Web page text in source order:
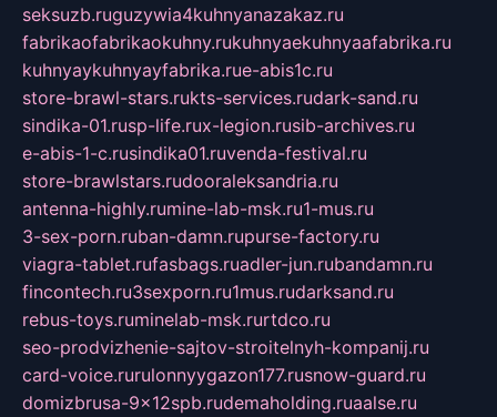
seksuzb.ruguzywia4kuhnyanazakaz.ru
fabrikaofabrikaokuhny.rukuhnyaekuhnyaafabrika.ru
kuhnyaykuhnyayfabrika.rue-abis1c.ru
store-brawl-stars.rukts-services.rudark-sand.ru
sindika-01.rusp-life.rux-legion.rusib-archives.ru
e-abis-1-c.rusindika01.ruvenda-festival.ru
store-brawlstars.rudooraleksandria.ru
antenna-highly.rumine-lab-msk.ru1-mus.ru
3-sex-porn.ruban-damn.rupurse-factory.ru
viagra-tablet.rufasbags.ruadler-jun.rubandamn.ru
fincontech.ru3sexporn.ru1mus.rudarksand.ru
rebus-toys.ruminelab-msk.rurtdco.ru
seo-prodvizhenie-sajtov-stroitelnyh-kompanij.ru
card-voice.rurulonnyygazon177.rusnow-guard.ru
domizbrusa-9x12spb.rudemaholding.ruaalse.ru